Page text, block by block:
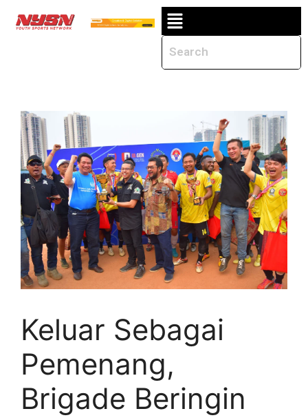
Keluar Sebagai
Pemenang,
Brigade Beringin